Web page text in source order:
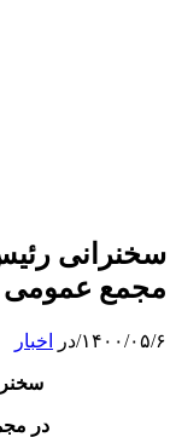
سخنرانی
مجمع عمومی 5 مردادماه 1400
۱۴۰۰/۰۵/۶/در اخبار
در